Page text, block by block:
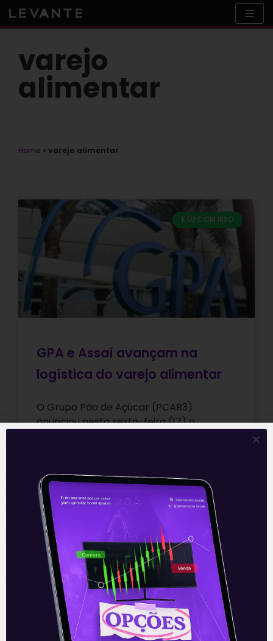
Skip
to
varejo
alimentar
Home » varejo alimentar
E EU COM ISSO
GPA e Assaí avançam na
logística do varejo alimentar
O Grupo Pão de Açúcar (PCAR3)
anunciou nesta sexta-feira (17) o
Leia mais
17/09/2021
E EU COM ISSO